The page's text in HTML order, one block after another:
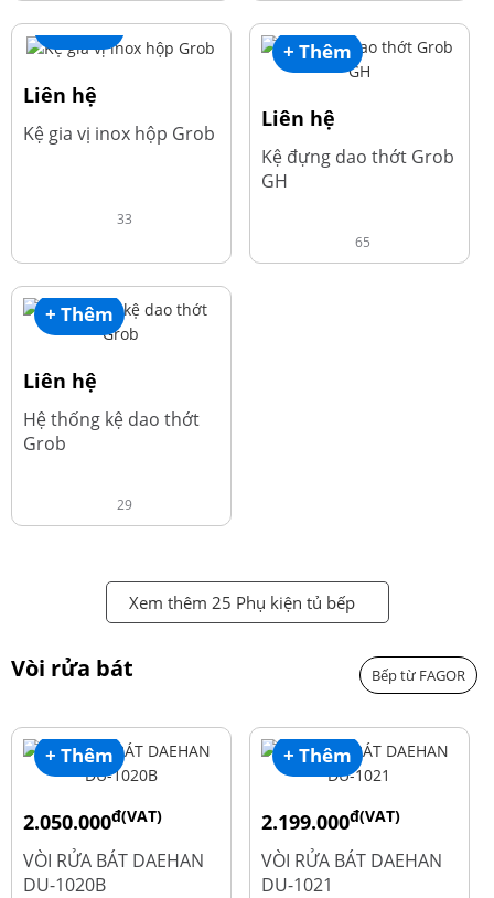
+ Thêm
Liên hệ
Kệ gia vị inox hộp Grob
33
+ Thêm
Liên hệ
Kệ đựng dao thớt Grob
GH
65
+ Thêm
Liên hệ
Hệ thống kệ dao thớt
Grob
29
Xem thêm 25 Phụ kiện tủ bếp
Vòi rửa bát Bếp từ FAGOR
+ Thêm
2.050.000đ(VAT)
2.600.000
VÒI RỬA BÁT DAEHAN
DU-1020B
+ Thêm
2.199.000đ(VAT)
2.900.000
VÒI RỬA BÁT DAEHAN
DU-1021